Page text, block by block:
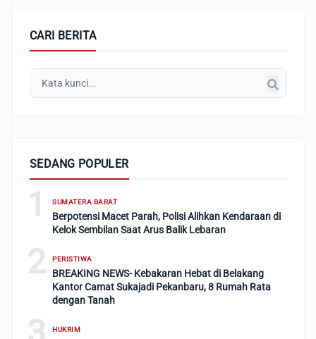
CARI BERITA
SEDANG POPULER
1 SUMATERA BARAT
Berpotensi Macet Parah, Polisi Alihkan Kendaraan di
Kelok Sembilan Saat Arus Balik Lebaran
2 PERISTIWA
BREAKING NEWS- Kebakaran Hebat di Belakang
Kantor Camat Sukajadi Pekanbaru, 8 Rumah Rata
dengan Tanah
HUKRIM